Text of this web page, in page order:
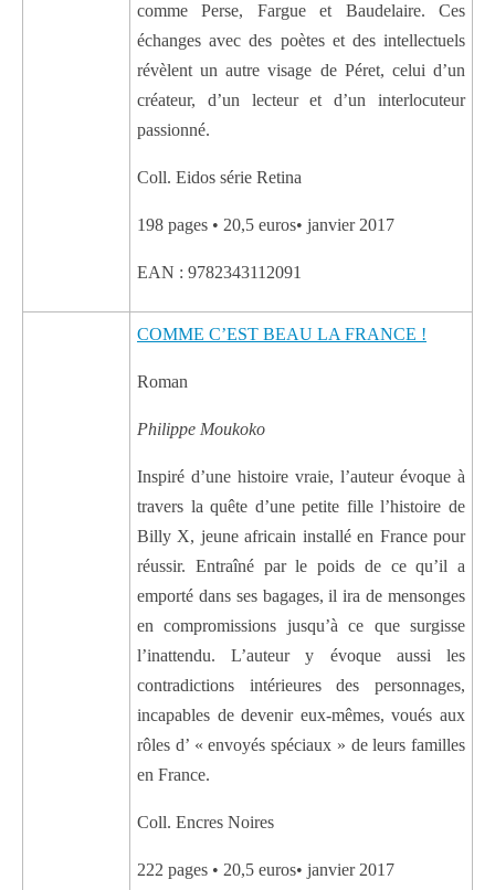
comme Perse, Fargue et Baudelaire. Ces
échanges avec des poètes et des intellectuels
révèlent un autre visage de Péret, celui d’un
créateur, d’un lecteur et d’un interlocuteur
passionné.
Coll. Eidos série Retina
198 pages • 20,5 euros• janvier 2017
EAN : 9782343112091
COMME C’EST BEAU LA FRANCE !
Roman
Philippe Moukoko
Inspiré d’une histoire vraie, l’auteur évoque à
travers la quête d’une petite fille l’histoire de
Billy X, jeune africain installé en France pour
réussir. Entraîné par le poids de ce qu’il a
emporté dans ses bagages, il ira de mensonges
en compromissions jusqu’à ce que surgisse
l’inattendu. L’auteur y évoque aussi les
contradictions intérieures des personnages,
incapables de devenir eux-mêmes, voués aux
rôles d’ « envoyés spéciaux » de leurs familles
en France.
Coll. Encres Noires
222 pages • 20,5 euros• janvier 2017